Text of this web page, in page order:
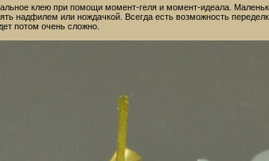
клею при помощи момент-геля и момент-идеала.
надфилем или нождачкой. Всегда есть возможность
потом очень сложно.